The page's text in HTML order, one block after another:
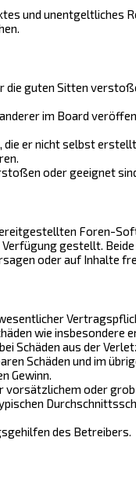
und unentgeltliches
guten Sitten
im Board
er nicht selbst
oder geeignet
Foren-
gestellt.
oder auf Inhalte
wie insbesondere
aus der
Schäden und im
Gewinn.
oder
des Betreibers.